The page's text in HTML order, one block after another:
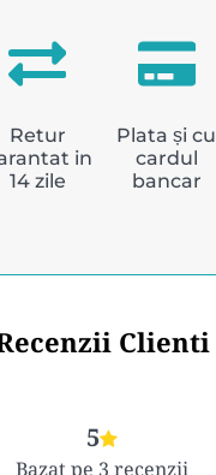
Retur
in
14 zile
Plata și cu
cardul
bancar
Clienti
5
Bazat pe 3 recenzii